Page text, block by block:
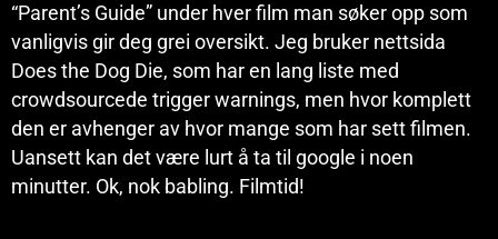
“Parent’s Guide” under hver film man søker opp som
vanligvis gir deg grei oversikt. Jeg bruker nettsida
Does the Dog Die, som har en lang liste med
crowdsourcede trigger warnings, men hvor komplett
den er avhenger av hvor mange som har sett filmen.
Uansett kan det være lurt å ta til google i noen
minutter. Ok, nok babling. Filmtid!